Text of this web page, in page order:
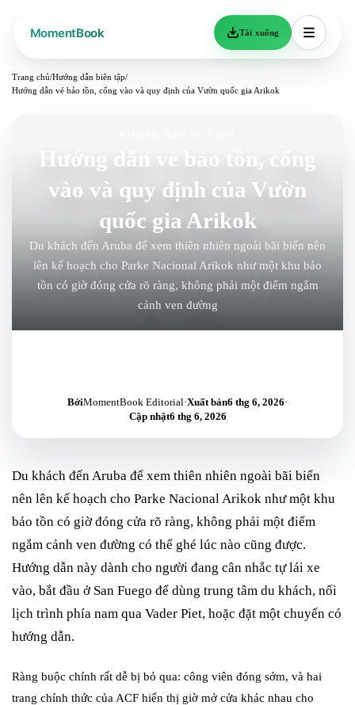
Tải xuống
Trang chủ/Hướng dẫn biên tập/
Hướng dẫn vé bảo tồn, cổng vào và quy định của Vườn quốc gia Arikok
Hướng dẫn vé bảo tồn, cổng
vào và quy định của Vườn
quốc gia Arikok
Du khách đến Aruba để xem thiên nhiên ngoài bãi biển nên
lên kế hoạch cho Parke Nacional Arikok như một khu bảo
tồn có giờ đóng cửa rõ ràng, không phải một điểm ngắm
cảnh ven đường
BởiMomentBook Editorial·Xuất bản6 thg 6, 2026·
Cập nhật6 thg 6, 2026
Du khách đến Aruba để xem thiên nhiên ngoài bãi biển
nên lên kế hoạch cho Parke Nacional Arikok như một khu
bảo tồn có giờ đóng cửa rõ ràng, không phải một điểm
ngắm cảnh ven đường có thể ghé lúc nào cũng được.
Hướng dẫn này dành cho người đang cân nhắc tự lái xe
vào, bắt đầu ở San Fuego để dùng trung tâm du khách, nối
lịch trình phía nam qua Vader Piet, hoặc đặt một chuyến có
hướng dẫn.
Ràng buộc chính rất dễ bị bỏ qua: công viên đóng sớm, và hai
trang chính thức của ACF hiển thị giờ mở cửa khác nhau cho